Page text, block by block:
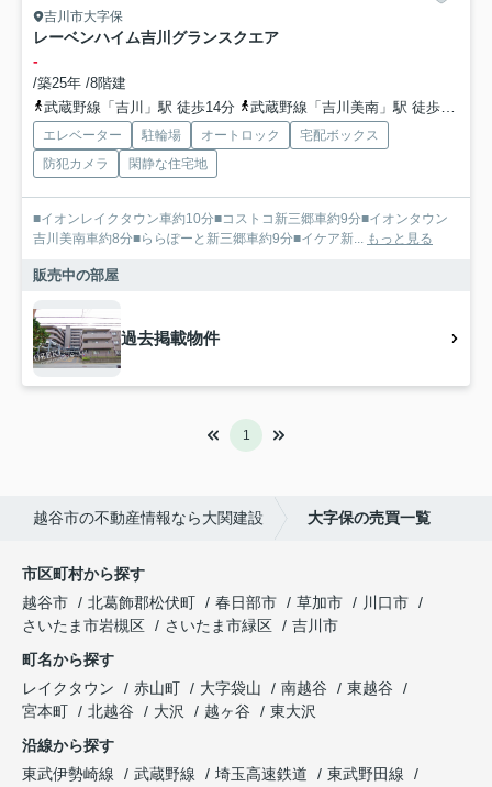
吉川市大字保
レーベンハイム吉川グランスクエア
-
/築25年 /8階建
武蔵野線「吉川」駅 徒歩14分
武蔵野線「吉川美南」駅 徒歩23分
エレベーター 駐輪場 オートロック
宅配ボックス
防犯カメラ
閑静な住宅地
■イオンレイクタウン車約10分■コストコ新三郷車約9分■イオンタウン
吉川美南車約8分■ららぽーと新三郷車約9分■イケア新... もっと見る
販売中の部屋
過去掲載物件
1
越谷市の不動産情報なら大関建設 大字保の売買一覧
市区町村から探す
越谷市
北葛飾郡松伏町 春日部市 草加市
川口市
さいたま市岩槻区
さいたま市緑区
吉川市
町名から探す
レイクタウン
赤山町 大字袋山 南越谷
東越谷
宮本町
北越谷 大沢 越ヶ谷
東大沢
沿線から探す
東武伊勢崎線
武蔵野線 埼玉高速鉄道
東武野田線